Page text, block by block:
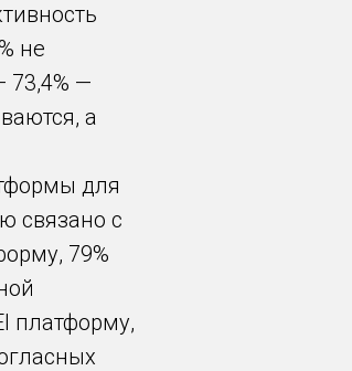
не
73,4% —
а
для
связано с
79%
платформу,